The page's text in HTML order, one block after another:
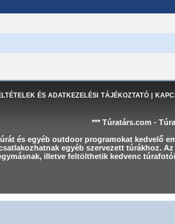
ÉS ADATKEZELÉSI TÁJÉKOZTATÓ|
*** Túratárs.com -
és egyéb outdoor programokat kedvelő
egyéb szervezett túrákhoz.
illetve feltölthetik kedvenc